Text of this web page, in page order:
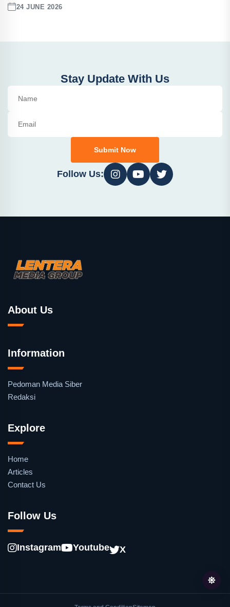
24 JUNE 2026
Stay Update With Us
Submit Now
Follow Us:
About Us
Information
Pedoman Media Siber
Redaksi
Explore
Home
Articles
Contact Us
Follow Us
Instagram Youtube X